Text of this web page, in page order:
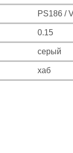
PS186 /
0.15
серый
хаб